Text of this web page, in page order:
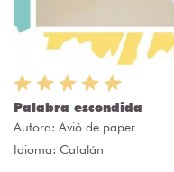
Palabra escondida
Autora: Avió de paper
Idioma: Catalán